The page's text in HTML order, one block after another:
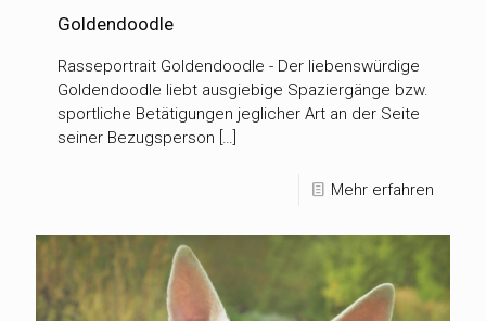
Goldendoodle
Rasseportrait Goldendoodle - Der liebenswürdige
Goldendoodle liebt ausgiebige Spaziergänge bzw.
sportliche Betätigungen jeglicher Art an der Seite
seiner Bezugsperson […]
Mehr erfahren